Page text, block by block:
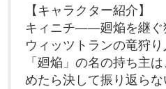
【キャラクター紹介】
キィニチ——廻焔を継ぐ
ウィッツトランの竜狩り
「廻焔」の名の持ち主
めたら決して振り返らな